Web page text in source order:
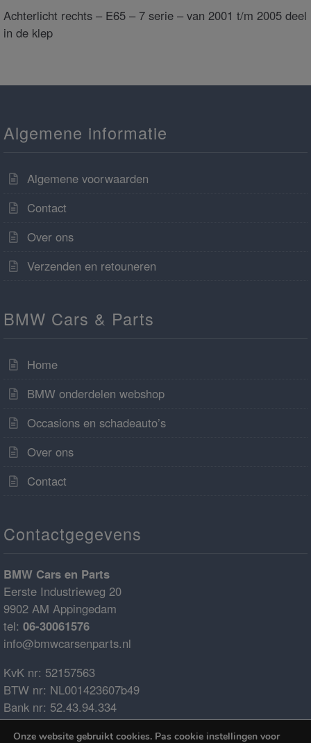
Achterlicht rechts – E65 – 7 serie – van 2001 t/m 2005 deel
in de klep
Algemene informatie
Algemene voorwaarden
Contact
Over ons
Verzenden en retouneren
BMW Cars & Parts
Home
BMW onderdelen webshop
Occasions en schadeauto’s
Over ons
Contact
Contactgegevens
BMW Cars en Parts
Eerste Industrieweg 20
9902 AM Appingedam
tel: 06-30061576
info@bmwcarsenparts.nl
KvK nr: 52157563
BTW nr: NL001423607b49
Bank nr: 52.43.94.334
IBAN: NL68ABNA0524394334
Onze website gebruikt cookies. Pas cookie instellingen voor